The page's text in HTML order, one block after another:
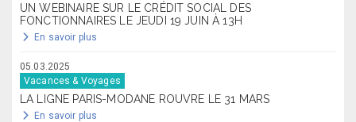
UN WEBINAIRE SUR LE CRÉDIT SOCIAL DES
FONCTIONNAIRES LE JEUDI 19 JUIN À 13H
En savoir plus
05.03.2025
Vacances & Voyages
LA LIGNE PARIS-MODANE ROUVRE LE 31 MARS
En savoir plus